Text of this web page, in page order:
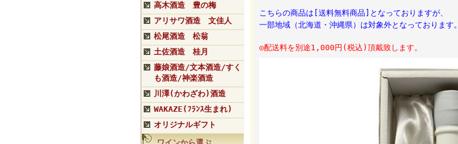
高木酒造 豊の梅
アリサワ酒造 文佳人
松尾酒造 松翁
土佐酒造 桂月
藤娘酒造/文本酒造/すく
も酒造/神楽酒造
川澤(かわざわ)酒造
WAKAZE(ﾌﾗﾝｽ生まれ)
オリジナルギフト
こちらの商品は[送料無料商品]となっておりますが、
一部地域（北海道・沖縄県）は対象外となっております。
◎配送料を別途1,000円(税込)頂戴致します。